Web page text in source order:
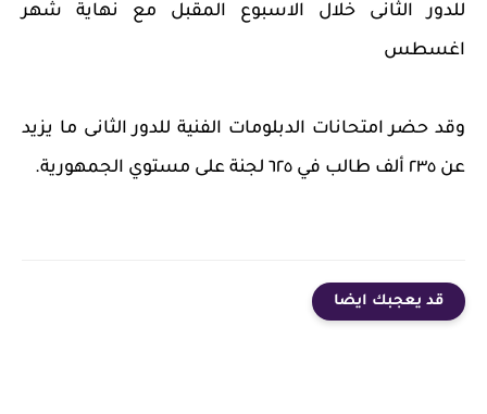
للدور الثانى خلال الاسبوع المقبل مع نهاية شهر
اغسطس
وقد حضر امتحانات الدبلومات الفنية للدور الثانى ما يزيد
عن ٢٣٥ ألف طالب في ٦٢٥ لجنة على مستوي الجمهورية.
قد يعجبك ايضا